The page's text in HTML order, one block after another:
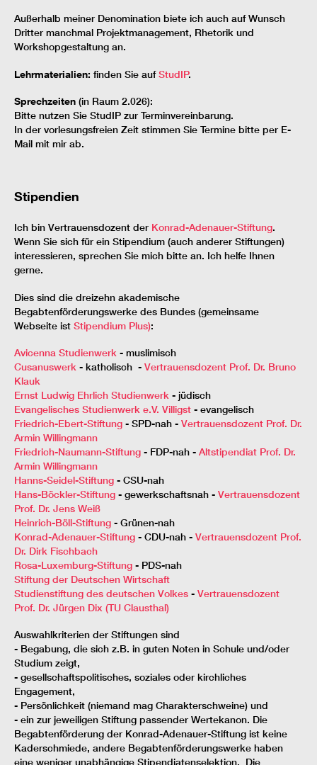
Außerhalb meiner Denomination biete ich auch auf Wunsch
Dritter manchmal Projektmanagement, Rhetorik und
Workshopgestaltung an.
Lehrmaterialien: finden Sie aufStudIP.
Sprechzeiten (in Raum 2.026):
Bitte nutzen Sie StudIP zur Terminvereinbarung.
In der vorlesungsfreien Zeit stimmen Sie Termine bitte per E-
Mail mit mir ab.
Stipendien
Ich bin Vertrauensdozent der Konrad-Adenauer-Stiftung.
Wenn Sie sich für ein Stipendium (auch anderer Stiftungen)
interessieren, sprechen Sie mich bitte an. Ich helfe Ihnen
gerne.
Dies sind die dreizehn akademische
Begabtenförderungswerke des Bundes (gemeinsame
Webseite ist Stipendium Plus):
Avicenna Studienwerk - muslimisch
Cusanuswerk - katholisch - Vertrauensdozent Prof. Dr. Bruno
Klauk
Ernst Ludwig Ehrlich Studienwerk - jüdisch
Evangelisches Studienwerk e.V. Villigst - evangelisch
Friedrich-Ebert-Stiftung - SPD-nah - Vertrauensdozent Prof. Dr.
Armin Willingmann
Friedrich-Naumann-Stiftung - FDP-nah - Altstipendiat Prof. Dr.
Armin Willingmann
Hanns-Seidel-Stiftung - CSU-nah
Hans-Böckler-Stiftung - gewerkschaftsnah - Vertrauensdozent
Prof. Dr. Jens Weiß
Heinrich-Böll-Stiftung - Grünen-nah
Konrad-Adenauer-Stiftung - CDU-nah - Vertrauensdozent Prof.
Dr. Dirk Fischbach
Rosa-Luxemburg-Stiftung - PDS-nah
Stiftung der Deutschen Wirtschaft
Studienstiftung des deutschen Volkes - Vertrauensdozent
Prof. Dr. Jürgen Dix (TU Clausthal)
Auswahlkriterien der Stiftungen sind
- Begabung, die sich z.B. in guten Noten in Schule und/oder
Studium zeigt,
- gesellschaftspolitisches, soziales oder kirchliches
Engagement,
- Persönlichkeit (niemand mag Charakterschweine) und
- ein zur jeweiligen Stiftung passender Wertekanon. Die
Begabtenförderung der Konrad-Adenauer-Stiftung ist keine
Kaderschmiede, andere Begabtenförderungswerke haben
eine weniger unabhängige Stipendiatenselektion. Die